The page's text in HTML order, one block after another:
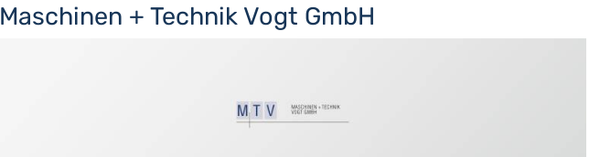
Maschinen + Technik Vogt GmbH